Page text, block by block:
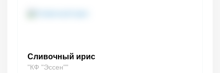
Сливочный ирис
"КФ "Эссен""